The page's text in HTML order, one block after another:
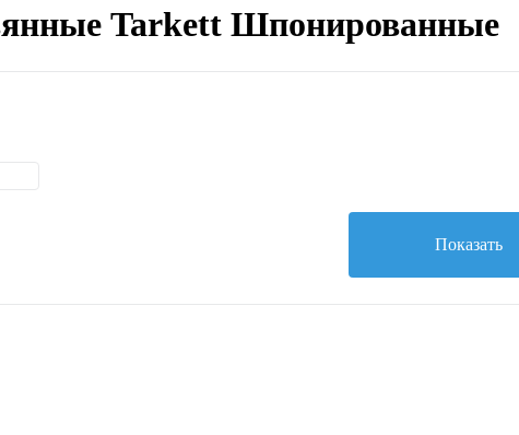
Tarkett Шпонированные
Показать